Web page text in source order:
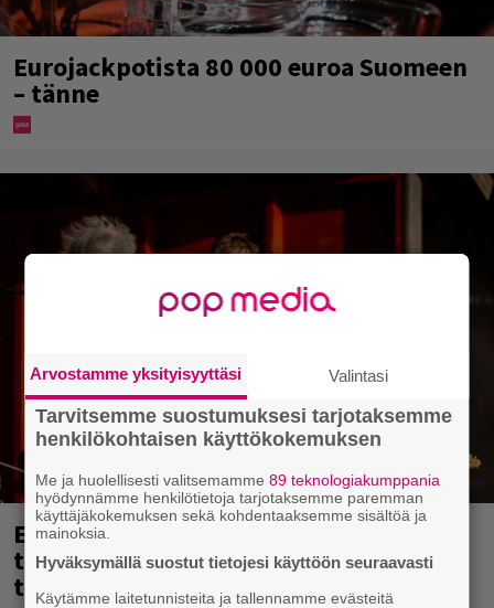
Eurojackpotista 80 000 euroa Suomeen
– tänne
Eppu Normaalin viimeinen keikka
tänään – katso kuvagalleria torstailta
täältä
Arvostamme yksityisyyttäsi Valintasi
Tarvitsemme suostumuksesi tarjotaksemme
henkilökohtaisen käyttökokemuksen
Me ja huolellisesti valitsemamme89 teknologiakumppania
hyödynnämme henkilötietoja tarjotaksemme paremman
käyttäjäkokemuksen sekä kohdentaaksemme sisältöä ja
mainoksia.
Hyväksymällä suostut tietojesi käyttöön seuraavasti
Käytämme laitetunnisteita ja tallennamme evästeitä